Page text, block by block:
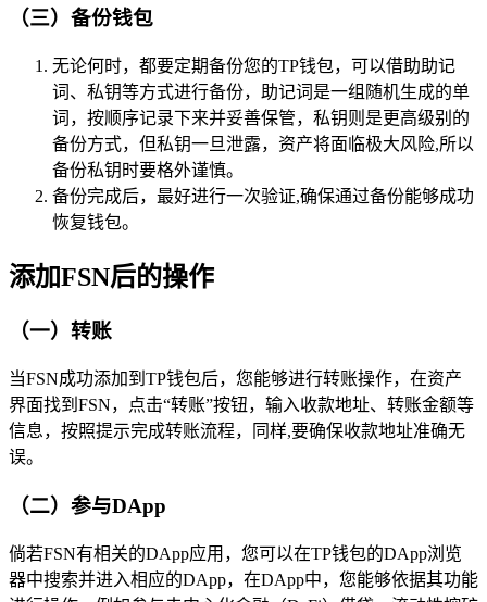
（三）备份钱包
无论何时，都要定期备份您的TP钱包，可以借助助记
词、私钥等方式进行备份，助记词是一组随机生成的单
词，按顺序记录下来并妥善保管，私钥则是更高级别的
备份方式，但私钥一旦泄露，资产将面临极大风险,所以
备份私钥时要格外谨慎。
备份完成后，最好进行一次验证,确保通过备份能够成功
恢复钱包。
添加FSN后的操作
（一）转账
当FSN成功添加到TP钱包后，您能够进行转账操作，在资产
界面找到FSN，点击“转账”按钮，输入收款地址、转账金额等
信息，按照提示完成转账流程，同样,要确保收款地址准确无
误。
（二）参与DApp
倘若FSN有相关的DApp应用，您可以在TP钱包的DApp浏览
器中搜索并进入相应的DApp，在DApp中，您能够依据其功能